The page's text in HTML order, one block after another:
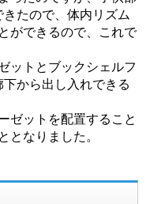
たので、体内リズム
ができるので、これで
ットとブックシェルフ
から出し入れできる
ゼットを配置すること
となりました。